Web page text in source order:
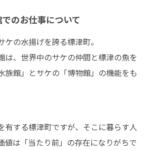
のお仕事について
の水揚げを誇る標津町。
は、世界中のサケの仲間と標津の魚を
族館」とサケの「博物館」の機能をも
有する標津町ですが、そこに暮らす人
値は「当たり前」の存在になりがちで